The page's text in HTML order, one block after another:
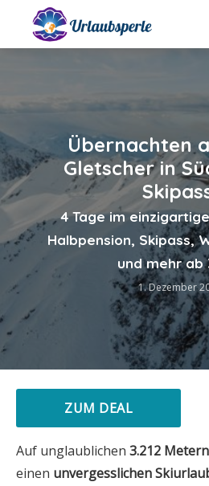
Übernachten
Gletscher in
4 Tage im
Halbpension, Skipass,
und mehr ab
1. Dezember
ZUM DEAL
Auf unglaublichen 3.212
einen unvergesslichen